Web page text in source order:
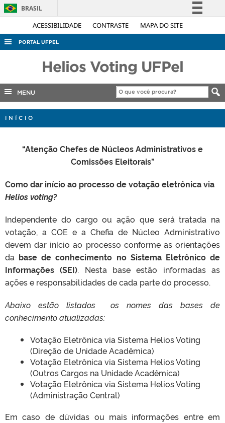
ACESSIBILIDADE CONTRASTE MAPA DO SITE
BRASIL
Simplifique!
Acesso à informação
Legislação
Canais
PORTAL UFPEL
COBALTO
CONCURSOS
EDITAIS
TELEFONES
Helios Voting UFPel
MENU
INÍCIO
“Atenção Chefes de Núcleos Administrativos e
Comissões Eleitorais”
Como dar início ao processo de votação eletrônica via
Helios voting?
Independente do cargo ou ação que será tratada na
votação, a COE e a Chefia de Núcleo Administrativo
devem dar início ao processo conforme as orientações
da base de conhecimento no Sistema Eletrônico de
Informações (SEI). Nesta base estão informadas as
ações e responsabilidades de cada parte do processo.
Abaixo estão listados os nomes das bases de
conhecimento atualizadas:
Votação Eletrônica via Sistema Helios Voting
(Direção de Unidade Acadêmica)
Votação Eletrônica via Sistema Helios Voting
(Outros Cargos na Unidade Acadêmica)
Votação Eletrônica via Sistema Helios Voting
(Administração Central)
Em caso de dúvidas ou mais informações entre em